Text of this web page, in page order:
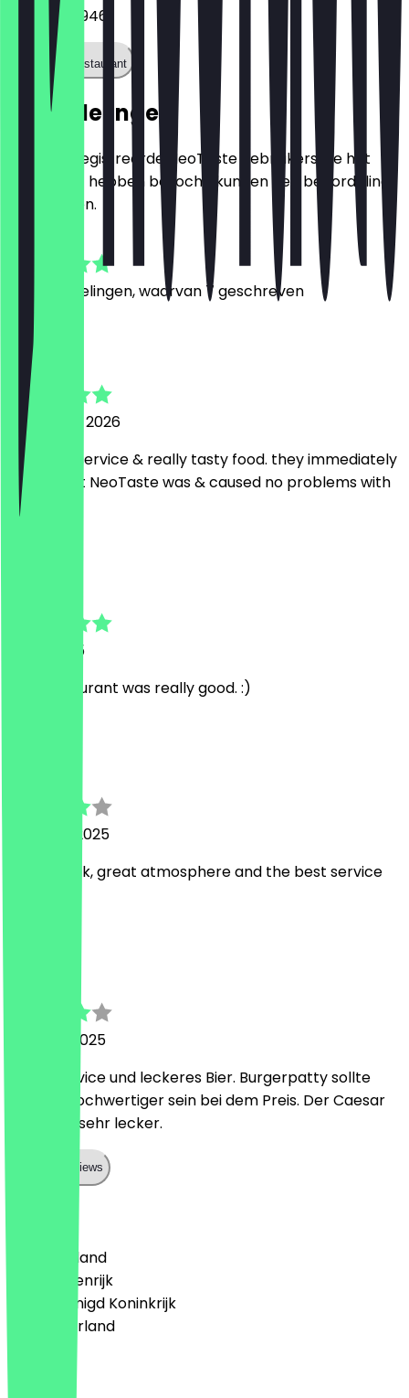
+31202236946
Bel het restaurant
Beoordelingen
Alleen geregistreerde NeoTaste gebruikers die het
restaurant hebben bezocht, kunnen een beoordeling
achterlaten.
Beoordelingen, waarvan 7 geschreven
cathlien
17 februari 2026
very nice service & really tasty food. they immediately
knew what NeoTaste was & caused no problems with
it!
21 juni 2025
The Restaurant was really good. :)
12 januari 2025
Good steak, great atmosphere and the best service
5 januari 2025
Guter Service und leckeres Bier. Burgerpatty sollte
definitiv hochwertiger sein bei dem Preis. Der Caesar
Salat war sehr lecker.
Show all reviews
🇩🇪 Duitsland
🇦🇹 Oostenrijk
🇬🇧 Verenigd Koninkrijk
🇳🇱 Nederland